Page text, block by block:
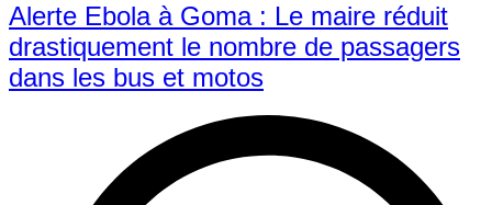
Alerte Ebola à Goma : Le maire réduit
drastiquement le nombre de passagers
dans les bus et motos